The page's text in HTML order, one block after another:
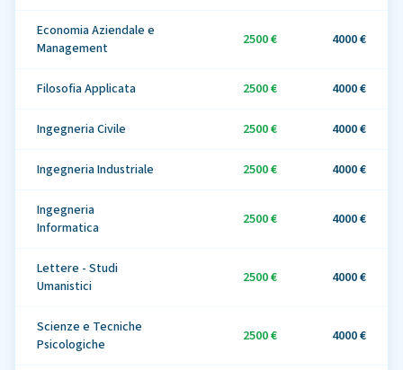
Economia Aziendale e
Management
2500 € 4000 €
Filosofia Applicata 2500 € 4000 €
Ingegneria Civile 2500 € 4000 €
Ingegneria Industriale 2500 € 4000 €
Ingegneria
Informatica
2500 € 4000 €
Lettere - Studi
Umanistici
2500 € 4000 €
Scienze e Tecniche
Psicologiche
2500 € 4000 €